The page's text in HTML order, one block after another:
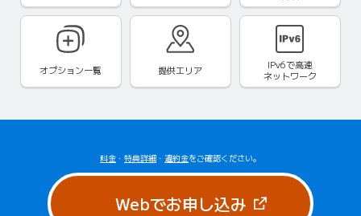
オプション一覧 提供エリア IPv6で高速
ネットワーク
料金 ・ 特典詳細 ・ 違約金をご確認ください。
Webでお申し込み（新しいタブ